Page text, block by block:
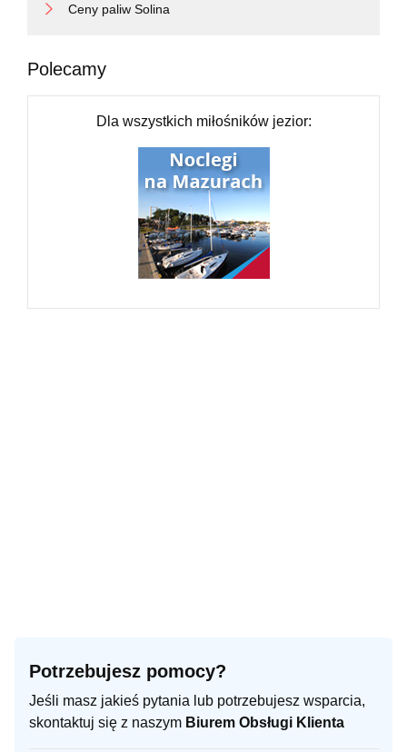
Ceny paliw Solina
Polecamy
Dla wszystkich miłośników jezior:
Potrzebujesz pomocy?
Jeśli masz jakieś pytania lub potrzebujesz wsparcia,
skontaktuj się z naszym Biurem Obsługi Klienta